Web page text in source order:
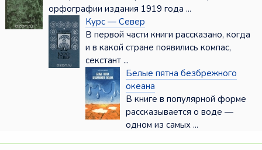
орфографии издания 1919 года ...
Курс — Север
В первой части книги рассказано, когда
и в какой стране появились компас,
секстант ...
Белые пятна безбрежного
океана
В книге в популярной форме
рассказывается о воде —
одном из самых ...